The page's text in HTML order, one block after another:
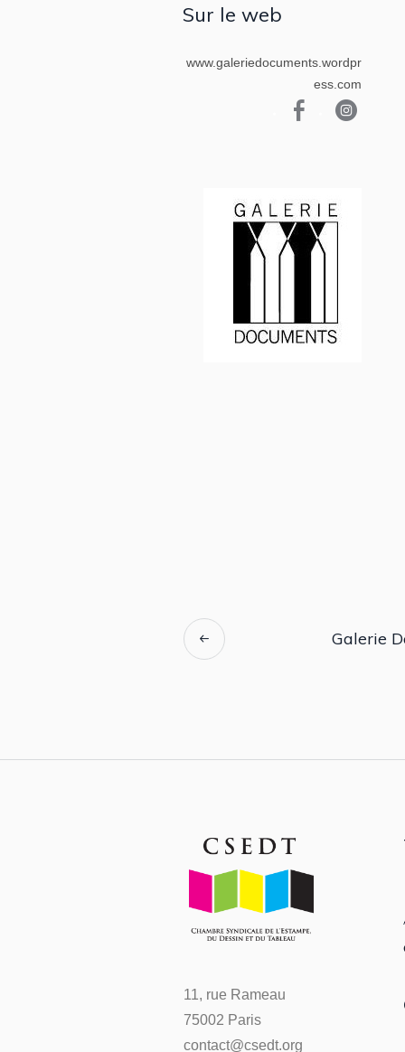
Sur le web
www.galeriedocuments.wordpr
ess.com
Galerie
11, rue Rameau
75002 Paris
contact@csedt.org